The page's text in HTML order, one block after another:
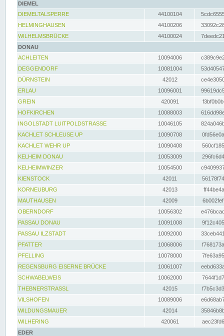
DIEMEL
DIEMELTALSPERRE
44100104
HELMINGHAUSEN
44100206
WILHELMSBRÜCKE
44100024
DONAU
ACHLEITEN
10094006
DEGGENDORF
10081004
DÜRNSTEIN
42012
ERLAU
10096001
GREIN
420091
HOFKIRCHEN
10088003
INGOLSTADT LUITPOLDSTRASSE
10046105
KACHLET SCHLEUSE UP
10090708
KACHLET WEHR UP
10090408
KELHEIM DONAU
10053009
KELHEIMWINZER
10054500
KIENSTOCK
42011
KORNEUBURG
42013
MAUTHAUSEN
42009
OBERNDORF
10056302
PASSAU DONAU
10091008
PASSAU ILZSTADT
10092000
PFATTER
10068006
PFELLING
10078000
REGENSBURG EISERNE BRÜCKE
10061007
SCHWABELWEIS
10062000
THEBNERSTRASSL
42015
VILSHOFEN
10089006
WILDUNGSMAUER
42014
WILHERING
420061
EDER